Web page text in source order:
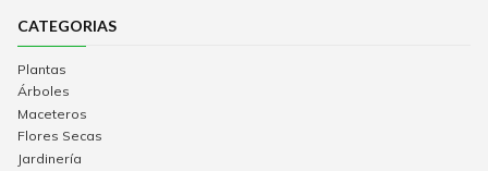
CATEGORIAS
Plantas
Árboles
Maceteros
Flores Secas
Jardinería